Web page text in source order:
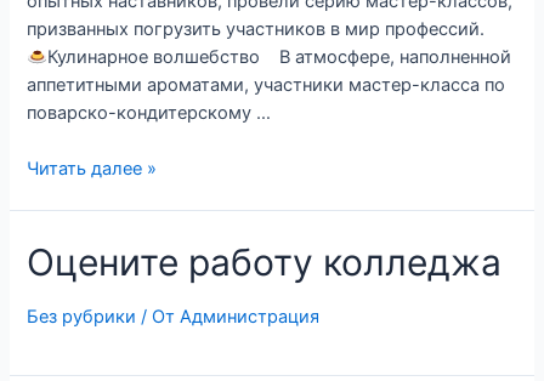
призванных погрузить участников в мир профессий.
Кулинарное волшебство В атмосфере, наполненной
аппетитными ароматами, участники мастер-класса по
поварско-кондитерскому …
Читать далее »
Оцените работу колледжа
Без рубрики / От Администрация